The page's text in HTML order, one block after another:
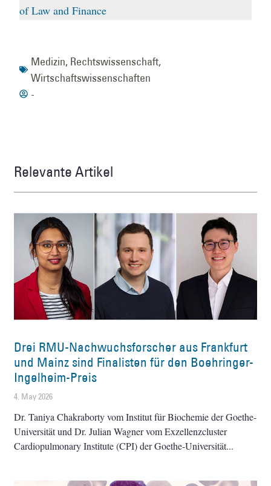
of Law and Finance
Medizin, Rechtswissenschaft,
Wirtschaftswissenschaften
-
Relevante Artikel
Drei RMU-Nachwuchsforscher aus Frankfurt
und Mainz sind Finalisten für den Boehringer-
Ingelheim-Preis
4. May 2026
Dr. Taniya Chakraborty vom Institut für Biochemie der Goethe-
Universität und Dr. Julian Wagner vom Exzellenzcluster
Cardiopulmonary Institute (CPI) der Goethe-Universität